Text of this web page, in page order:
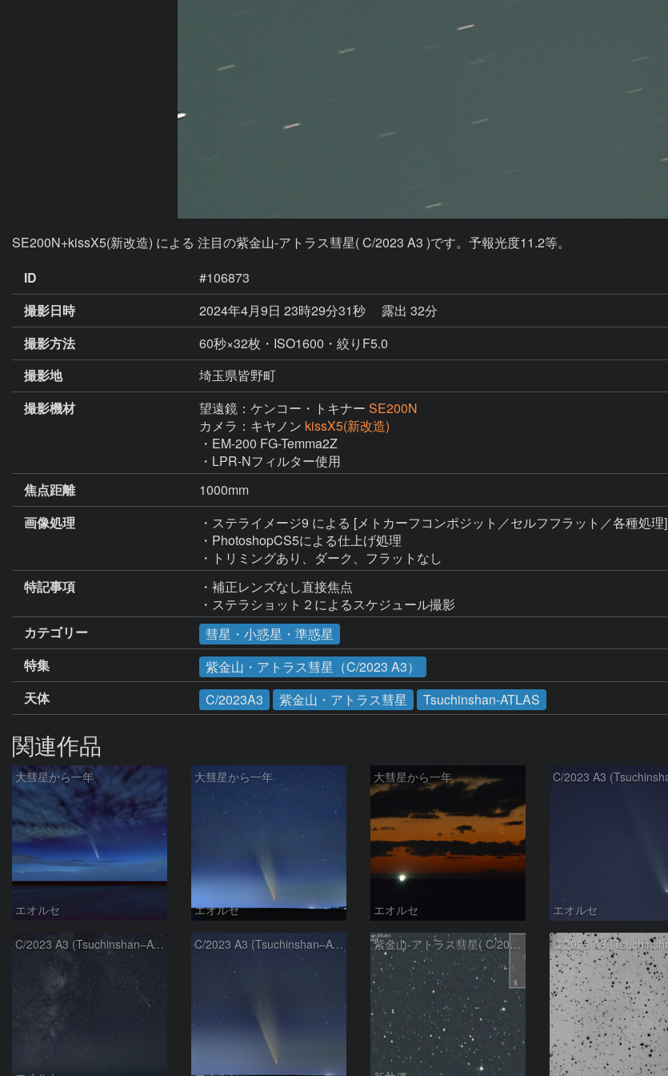
SE200N+kissX5(新改造) による 注目の紫金山-アトラス彗星( C/2023 A3 )です。予報光度11.2等。
ID
#106873
撮影日時
2024年4月9日 23時29分31秒
露出 32分
撮影方法
60秒×32枚・ISO1600・絞りF5.0
撮影地
埼玉県皆野町
撮影機材
望遠鏡：ケンコー・トキナー SE200N
カメラ：キヤノン kissX5(新改造)
・EM-200 FG-Temma2Z
・LPR-Nフィルター使用
焦点距離
1000mm
画像処理
・ステライメージ9 による [メトカーフコンポジット／セルフフラット／各種処理]
・PhotoshopCS5による仕上げ処理
・トリミングあり、ダーク、フラットなし
特記事項
・補正レンズなし直接焦点
・ステラショット２によるスケジュール撮影
カテゴリー
彗星・小惑星・準惑星
特集
紫金山・アトラス彗星（C/2023 A3）
天体
C/2023A3 紫金山・アトラス彗星 Tsuchinshan-ATLAS
関連作品
大彗星から一年
エオルセ
大彗星から一年
エオルセ
大彗星から一年
エオルセ エオルセ
C/2023 A3 (Tsuchinshan–ATLAS)と天の川 C/2023 A3 (Tsuchinshan–ATLAS) 紫金山-アトラス彗星( C/2023A3 )：2025/09/16